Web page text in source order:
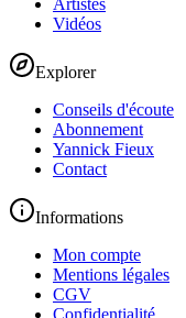
Vidéos
Explorer
Conseils d'écoute
Abonnement
Yannick Fieux
Contact
Informations
Mon compte
Mentions légales
CGV
Confidentialité